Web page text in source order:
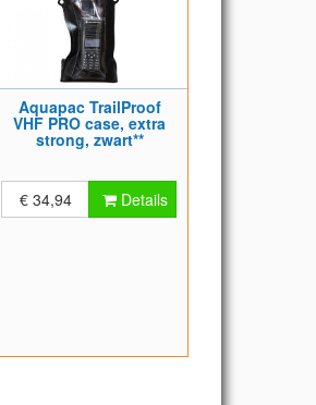
Aquapac TrailProof
VHF PRO case, extra
strong, zwart**
€ 34,94 Details